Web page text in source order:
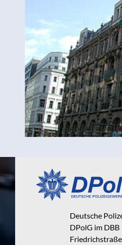
Deutsche
DPolG im DBB